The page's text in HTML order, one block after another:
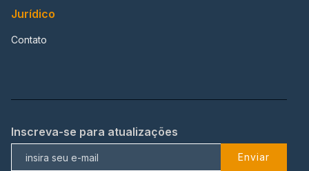
Jurídico
Contato
Inscreva-se para atualizações
Enviar